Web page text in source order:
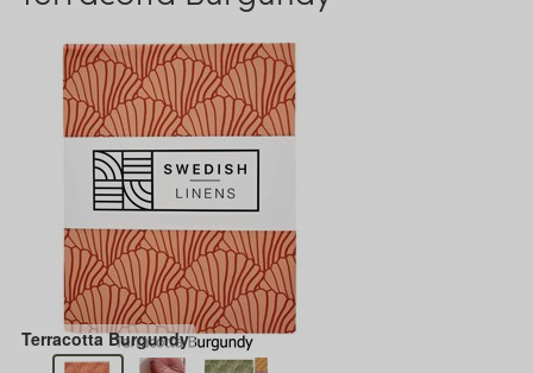
Terracotta Burgundy